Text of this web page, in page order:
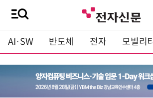
AI·SW 반도체 전자 모빌리티